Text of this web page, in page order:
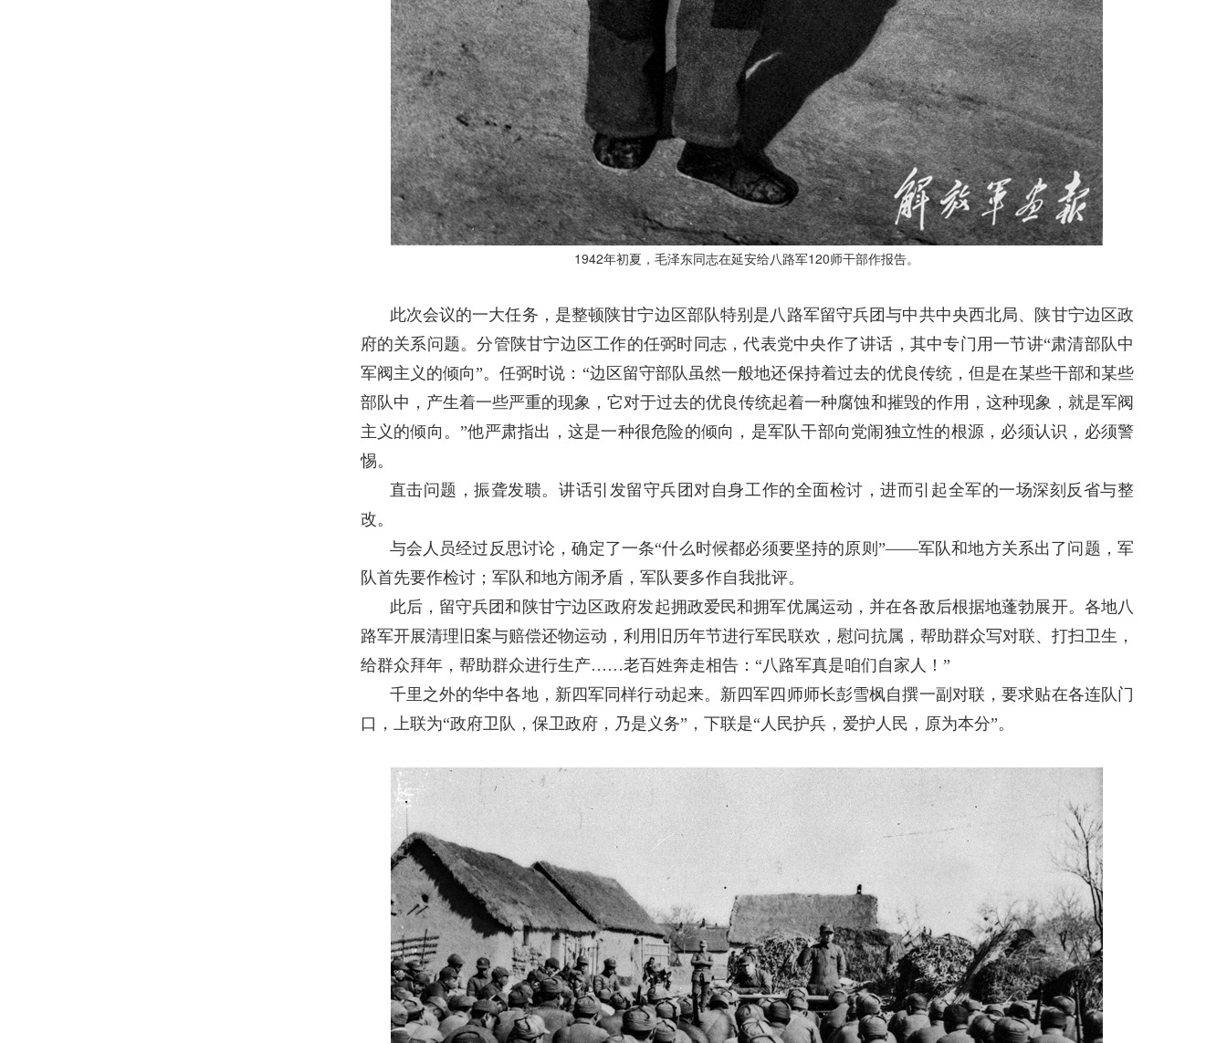
1942年初夏，毛泽东同志在延安给八路军120师干部作报告。
此次会议的一大任务，是整顿陕甘宁边区部队特别是八路军留守兵团与中共中央西北局、陕甘宁边区政
府的关系问题。分管陕甘宁边区工作的任弼时同志，代表党中央作了讲话，其中专门用一节讲“肃清部队中
军阀主义的倾向”。任弼时说：“边区留守部队虽然一般地还保持着过去的优良传统，但是在某些干部和某些
部队中，产生着一些严重的现象，它对于过去的优良传统起着一种腐蚀和摧毁的作用，这种现象，就是军阀
主义的倾向。”他严肃指出，这是一种很危险的倾向，是军队干部向党闹独立性的根源，必须认识，必须警
惕。
直击问题，振聋发聩。讲话引发留守兵团对自身工作的全面检讨，进而引起全军的一场深刻反省与整
改。
与会人员经过反思讨论，确定了一条“什么时候都必须要坚持的原则”——军队和地方关系出了问题，军
队首先要作检讨；军队和地方闹矛盾，军队要多作自我批评。
此后，留守兵团和陕甘宁边区政府发起拥政爱民和拥军优属运动，并在各敌后根据地蓬勃展开。各地八
路军开展清理旧案与赔偿还物运动，利用旧历年节进行军民联欢，慰问抗属，帮助群众写对联、打扫卫生，
给群众拜年，帮助群众进行生产……老百姓奔走相告：“八路军真是咱们自家人！”
千里之外的华中各地，新四军同样行动起来。新四军四师师长彭雪枫自撰一副对联，要求贴在各连队门
口，上联为“政府卫队，保卫政府，乃是义务”，下联是“人民护兵，爱护人民，原为本分”。